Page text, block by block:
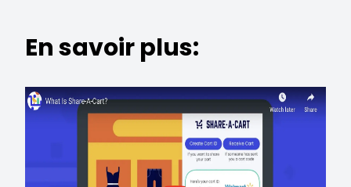
En savoir plus: